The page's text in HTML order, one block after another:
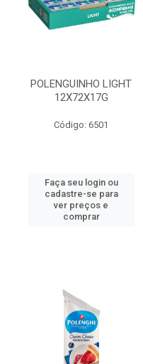
POLENGUINHO LIGHT
12X72X17G
Código: 6501
Faça seu login ou
cadastre-se para
ver preços e
comprar